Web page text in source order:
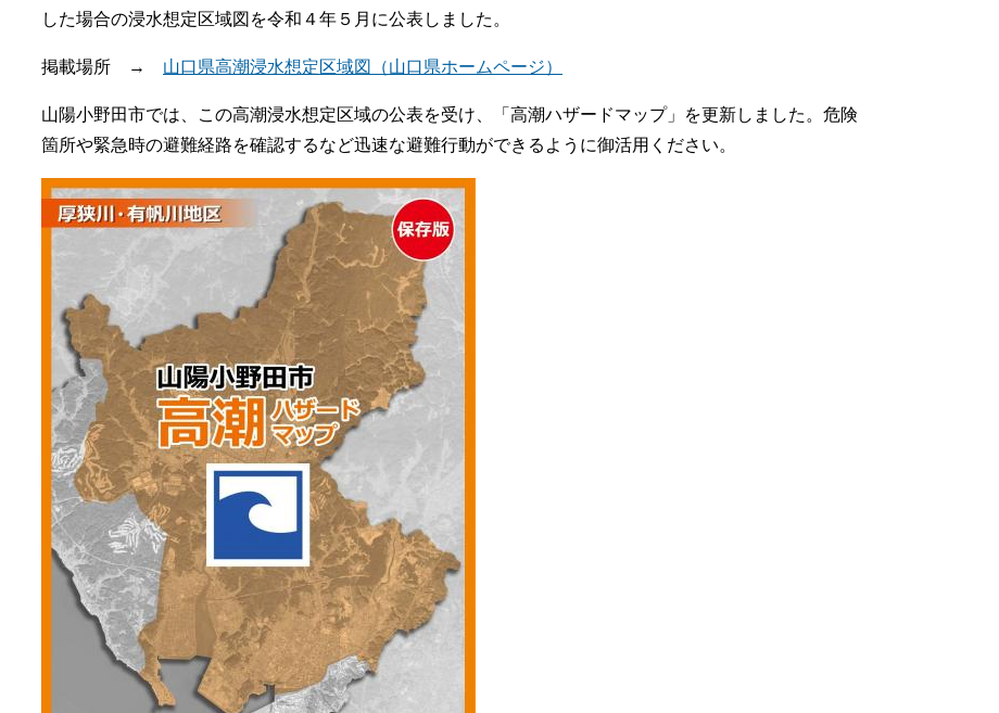
した場合の浸水想定区域図を令和４年５月に公表しました。
掲載場所 → 山口県高潮浸水想定区域図（山口県ホームページ）
山陽小野田市では、この高潮浸水想定区域の公表を受け、「高潮ハザードマップ」を更新しました。危険
箇所や緊急時の避難経路を確認するなど迅速な避難行動ができるように御活用ください。